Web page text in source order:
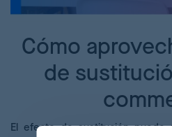
Cómo
de
­­El efecto de sustitución